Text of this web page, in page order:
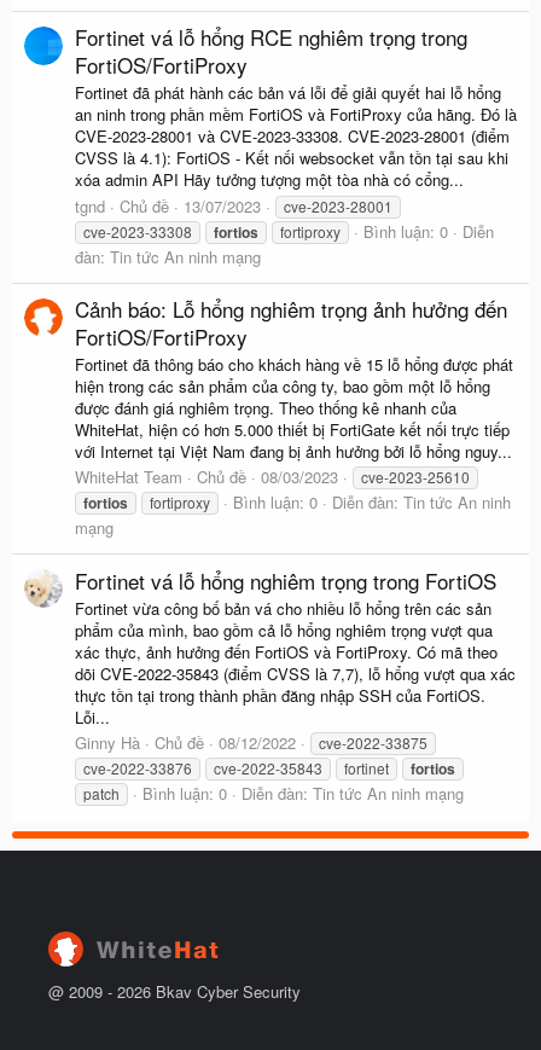
Fortinet vá lỗ hổng RCE nghiêm trọng trong
FortiOS/FortiProxy
Fortinet đã phát hành các bản vá lỗi để giải quyết hai lỗ hổng
an ninh trong phần mềm FortiOS và FortiProxy của hãng. Đó là
CVE-2023-28001 và CVE-2023-33308. CVE-2023-28001 (điểm
CVSS là 4.1): FortiOS - Kết nối websocket vẫn tồn tại sau khi
xóa admin API Hãy tưởng tượng một tòa nhà có cổng...
tgnd
Chủ đề 13/07/2023
cve-2023-28001
cve-2023-33308
fortios fortiproxy Bình luận: 0
Diễn
đàn: Tin tức An ninh mạng
Cảnh báo: Lỗ hổng nghiêm trọng ảnh hưởng đến
FortiOS/FortiProxy
Fortinet đã thông báo cho khách hàng về 15 lỗ hổng được phát
hiện trong các sản phẩm của công ty, bao gồm một lỗ hổng
được đánh giá nghiêm trọng. Theo thống kê nhanh của
WhiteHat, hiện có hơn 5.000 thiết bị FortiGate kết nối trực tiếp
với Internet tại Việt Nam đang bị ảnh hưởng bởi lỗ hổng nguy...
WhiteHat Team
Chủ đề 08/03/2023 cve-2023-25610
fortios fortiproxy Bình luận: 0 Diễn đàn: Tin tức An ninh
mạng
Fortinet vá lỗ hổng nghiêm trọng trong FortiOS
Fortinet vừa công bố bản vá cho nhiều lỗ hổng trên các sản
phẩm của mình, bao gồm cả lỗ hổng nghiêm trọng vượt qua
xác thực, ảnh hưởng đến FortiOS và FortiProxy. Có mã theo
dõi CVE-2022-35843 (điểm CVSS là 7,7), lỗ hổng vượt qua xác
thực tồn tại trong thành phần đăng nhập SSH của FortiOS.
Lỗi...
Ginny Hà
Chủ đề 08/12/2022
cve-2022-33875
cve-2022-33876
cve-2022-35843 fortinet fortios
patch Bình luận: 0 Diễn đàn: Tin tức An ninh mạng
@ 2009 - 2026 Bkav Cyber Security